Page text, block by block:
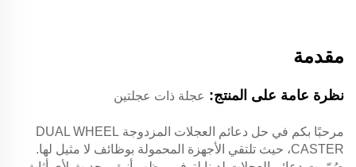
مقدمة
نظرة عامة على المنتج: عجلة ذات عجلتين
مرحبًا بكم في حل دعائم العجلات المزدوجة DUAL WHEEL
CASTER، حيث تلتقي الأجهزة المحمولة بوظائف لا مثيل لها.